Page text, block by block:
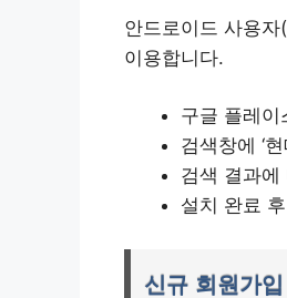
안드로이드 사용
이용합니다.
구글 플레이
검색창에 ‘
검색 결과
설치 완료
신규 회원가